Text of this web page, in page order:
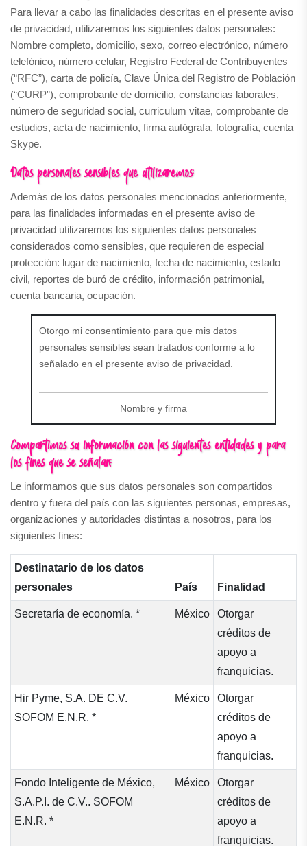
Para llevar a cabo las finalidades descritas en el presente aviso
de privacidad, utilizaremos los siguientes datos personales:
Nombre completo, domicilio, sexo, correo electrónico, número
telefónico, número celular, Registro Federal de Contribuyentes
(“RFC”), carta de policía, Clave Única del Registro de Población
(“CURP”), comprobante de domicilio, constancias laborales,
número de seguridad social, curriculum vitae, comprobante de
estudios, acta de nacimiento, firma autógrafa, fotografía, cuenta
Skype.
Datos personales sensibles que utilizaremos:
Además de los datos personales mencionados anteriormente,
para las finalidades informadas en el presente aviso de
privacidad utilizaremos los siguientes datos personales
considerados como sensibles, que requieren de especial
protección: lugar de nacimiento, fecha de nacimiento, estado
civil, reportes de buró de crédito, información patrimonial,
cuenta bancaria, ocupación.
Otorgo mi consentimiento para que mis datos
personales sensibles sean tratados conforme a lo
señalado en el presente aviso de privacidad.
Nombre y firma
Compartimos su información con las siguientes entidades y para
los fines que se señalan:
Le informamos que sus datos personales son compartidos
dentro y fuera del país con las siguientes personas, empresas,
organizaciones y autoridades distintas a nosotros, para los
siguientes fines:
Destinatario de los datos
personales
País Finalidad
Secretaría de economía. * México
Otorgar
créditos de
apoyo a
franquicias.
Hir Pyme, S.A. DE C.V.
SOFOM E.N.R. *
México
Otorgar
créditos de
apoyo a
franquicias.
Fondo Inteligente de México,
S.A.P.I. de C.V.. SOFOM
E.N.R. *
México
Otorgar
créditos de
apoyo a
franquicias.